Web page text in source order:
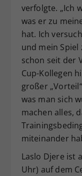
verfolgte. „Ich
was er zu
hat. Ich
und mein Spiel
schon seit der
Cup-Kollegen
großer
was man sich
machen alles,
miteinander
Laslo Djere ist
Uhr) auf dem